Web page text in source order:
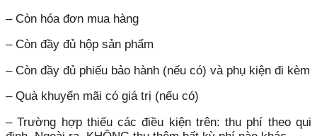
– Còn hóa đơn mua hàng
– Còn đầy đủ hộp sản phẩm
– Còn đầy đủ phiếu bảo hành (nếu có) và phụ kiện đi kèm
– Quà khuyến mãi có giá trị (nếu có)
– Trường hợp thiếu các điều kiện trên: thu phí theo qui